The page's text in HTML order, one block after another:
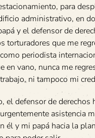
para
administrativo, en
y el defensor de
torturadores que me
periodista
en vano, nunca me
ni tampoco mi
el defensor de derechos
asistencia
él y mi papá hacia la